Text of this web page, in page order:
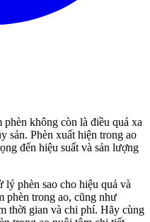
không còn là điều quá xa
sản. Phèn xuất hiện trong ao
đến hiệu suất và sản lượng
phèn sao cho hiệu quả và
phèn trong ao, cũng như
thời gian và chi phí. Hãy cùng